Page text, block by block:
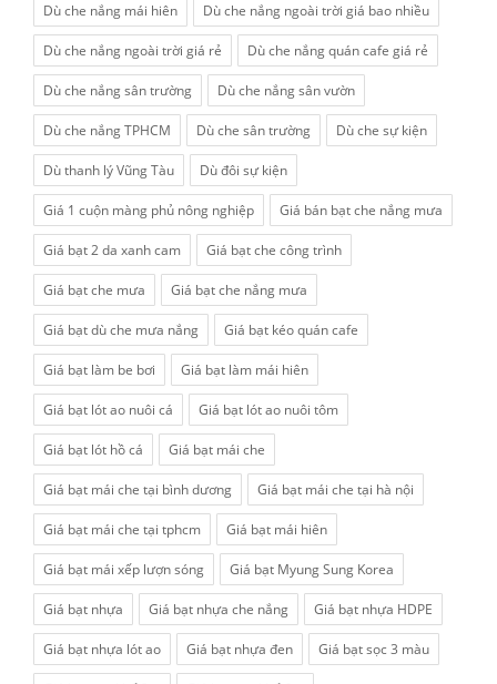
Dù che nắng mái hiên Dù che nắng ngoài trời giá bao nhiều
Dù che nắng ngoài trời giá rẻ Dù che nắng quán cafe giá rẻ
Dù che nắng sân trường Dù che nắng sân vườn
Dù che nắng TPHCM Dù che sân trường Dù che sự kiện
Dù thanh lý Vũng Tàu Dù đôi sự kiện
Giá 1 cuộn màng phủ nông nghiệp Giá bán bạt che nắng mưa
Giá bạt 2 da xanh cam Giá bạt che công trình
Giá bạt che mưa Giá bạt che nắng mưa
Giá bạt dù che mưa nắng Giá bạt kéo quán cafe
Giá bạt làm be bơi Giá bạt làm mái hiên
Giá bạt lót ao nuôi cá Giá bạt lót ao nuôi tôm
Giá bạt lót hồ cá Giá bạt mái che
Giá bạt mái che tại bình dương Giá bạt mái che tại hà nội
Giá bạt mái che tại tphcm Giá bạt mái hiên
Giá bạt mái xếp lượn sóng Giá bạt Myung Sung Korea
Giá bạt nhựa Giá bạt nhựa che nắng Giá bạt nhựa HDPE
Giá bạt nhựa lót ao Giá bạt nhựa đen Giá bạt sọc 3 màu